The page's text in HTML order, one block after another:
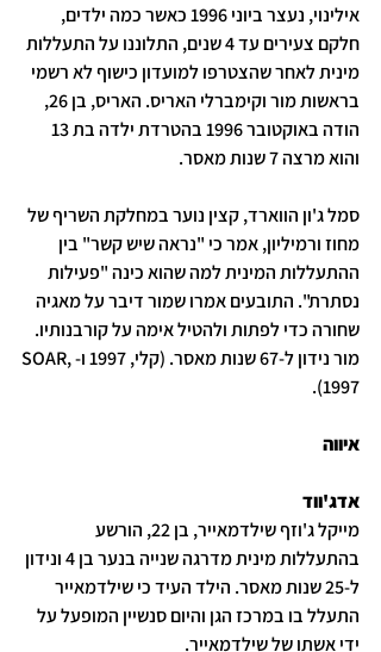
אילינוי, נעצר ביוני 1996 כאשר כמה ילדים,
חלקם צעירים עד 4 שנים, התלוננו על התעללות
מינית לאחר שהצטרפו למועדון כישוף לא רשמי
בראשות מור וקימברלי האריס. האריס, בן 26,
והוא מרצה 7 שנות מאסר.
סמל ג'ון הווארד, קצין נוער במחלקת השריף של
מחוז ורמיליון, אמר כי "נראה שיש קשר" בין
ההתעללות המינית למה שהוא כינה "פעילות
נסתרת". התובעים אמרו שמור דיבר על מאגיה
שחורה כדי לפתות ולהטיל אימה על קורבנותיו.
מור נידון ל-67 שנות מאסר. (קלי, 1997 ו-SOAR,
1997).
איווה
אדג'ווד
מייקל ג'וזף שילדמאייר, בן 22, הורשע
בהתעללות מינית מדרגה שנייה בנער בן 4 ונידון
ל-25 שנות מאסר. הילד העיד כי שילדמאייר
התעלל בו במרכז הגן והיום סנשיין המופעל על
ידי אשתו של שילדמאייר.